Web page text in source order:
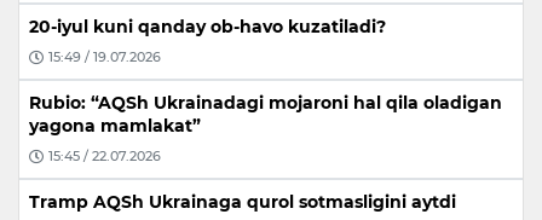
20-iyul kuni qanday ob-havo kuzatiladi?
15:49 / 19.07.2026
Rubio: “AQSh Ukrainadagi mojaroni hal qila oladigan
yagona mamlakat”
15:45 / 22.07.2026
Tramp AQSh Ukrainaga qurol sotmasligini aytdi